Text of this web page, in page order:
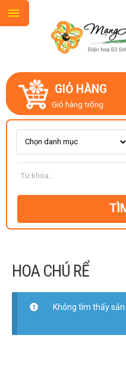
GIỎ HÀNG
Giỏ hàng trống.
HOA CHÚ RỂ
Không tìm thấy
GIỚI THIỆU
LIÊN HỆ
MẪU HOA MỚI
CHỦ ĐỀ
LOẠI HOA
MÀU SẮC
HOA CƯỚI